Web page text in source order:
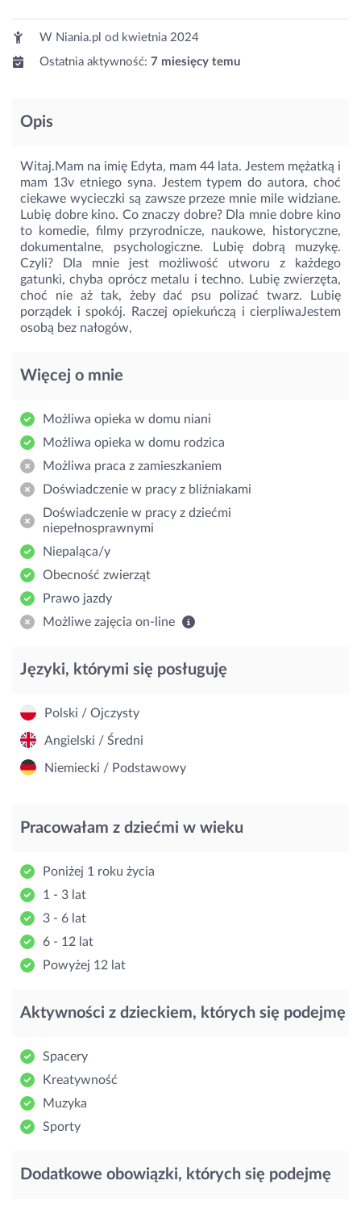
W Niania.pl od kwietnia 2024
Ostatnia aktywność: 7 miesięcy temu
Opis
Witaj.Mam na imię Edyta, mam 44 lata. Jestem mężatką i
mam 13v etniego syna. Jestem typem do autora, choć
ciekawe wycieczki są zawsze przeze mnie mile widziane.
Lubię dobre kino. Co znaczy dobre? Dla mnie dobre kino
to komedie, filmy przyrodnicze, naukowe, historyczne,
dokumentalne, psychologiczne. Lubię dobrą muzykę.
Czyli? Dla mnie jest możliwość utworu z każdego
gatunki, chyba oprócz metalu i techno. Lubię zwierzęta,
choć nie aż tak, żeby dać psu polizać twarz. Lubię
porządek i spokój. Raczej opiekuńczą i cierpliwaJestem
osobą bez nałogów,
Więcej o mnie
Możliwa opieka w domu niani
Możliwa opieka w domu rodzica
Możliwa praca z zamieszkaniem
Doświadczenie w pracy z bliźniakami
Doświadczenie w pracy z dziećmi
niepełnosprawnymi
Niepaląca/y
Obecność zwierząt
Prawo jazdy
Możliwe zajęcia on-line
Języki, którymi się posługuję
Polski / Ojczysty
Angielski / Średni
Niemiecki / Podstawowy
Pracowałam z dziećmi w wieku
Poniżej 1 roku życia
1 - 3 lat
3 - 6 lat
6 - 12 lat
Powyżej 12 lat
Aktywności z dzieckiem, których się podejmę
Spacery
Kreatywność
Muzyka
Sporty
Dodatkowe obowiązki, których się podejmę